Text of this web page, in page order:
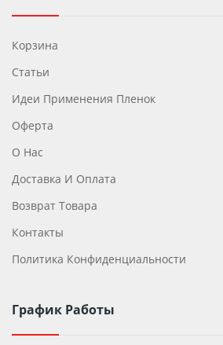
Корзина
Статьи
Идеи Применения Пленок
Оферта
О Нас
Доставка И Оплата
Возврат Товара
Контакты
Политика Конфиденциальности
График Работы